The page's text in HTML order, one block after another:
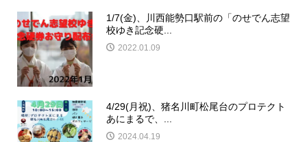
1/7(金)、川西能勢口駅前の「のせでん志望
校ゆき記念硬...
2022.01.09
4/29(月祝)、猪名川町松尾台のプロテクト
あにまるで、...
2024.04.19